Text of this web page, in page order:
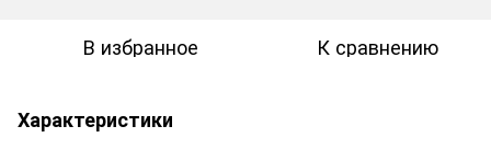
В избранное К сравнению
Характеристики